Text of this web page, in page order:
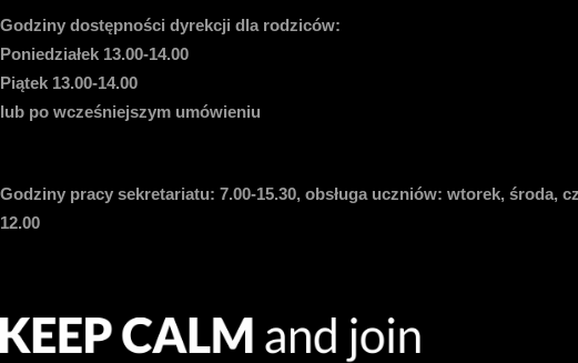
Godziny dostępności dyrekcji dla rodziców:
Poniedziałek 13.00-14.00
Piątek 13.00-14.00
lub po wcześniejszym umówieniu
Godziny pracy sekretariatu: 7.00-15.30, obsługa uczniów: wtorek, środa,
12.00